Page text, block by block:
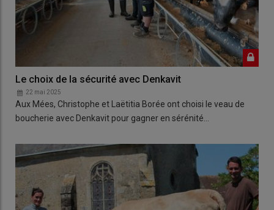
Le choix de la sécurité avec Denkavit
22 mai 2025
Aux Mées, Christophe et Laëtitia Borée ont choisi le veau de
boucherie avec Denkavit pour gagner en sérénité…